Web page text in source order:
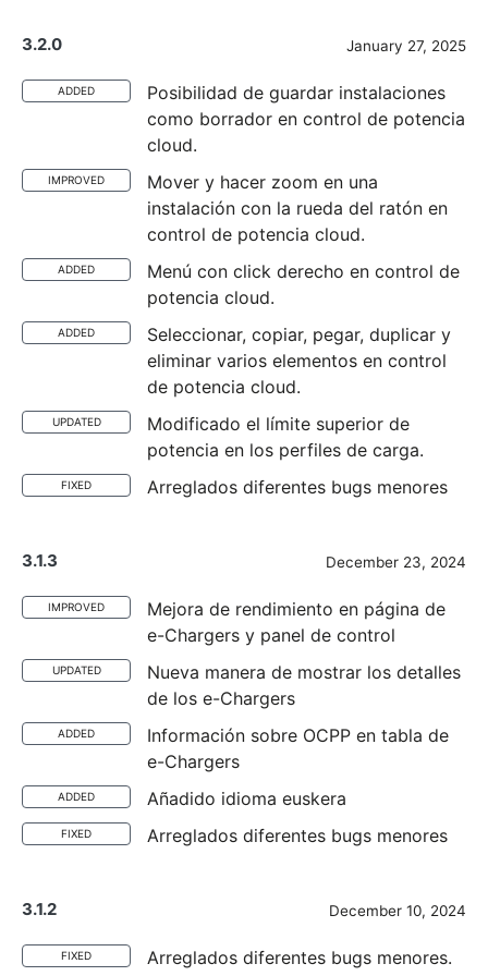
3.2.0 January 27, 2025
ADDED
Posibilidad de guardar instalaciones
como borrador en control de potencia
cloud.
IMPROVED
Mover y hacer zoom en una
instalación con la rueda del ratón en
control de potencia cloud.
ADDED
Menú con click derecho en control de
potencia cloud.
ADDED
Seleccionar, copiar, pegar, duplicar y
eliminar varios elementos en control
de potencia cloud.
UPDATED
Modificado el límite superior de
potencia en los perfiles de carga.
FIXED Arreglados diferentes bugs menores
3.1.3 December 23, 2024
IMPROVED
Mejora de rendimiento en página de
e-Chargers y panel de control
UPDATED
Nueva manera de mostrar los detalles
de los e-Chargers
ADDED
Información sobre OCPP en tabla de
e-Chargers
ADDED Añadido idioma euskera
FIXED Arreglados diferentes bugs menores
3.1.2 December 10, 2024
FIXED Arreglados diferentes bugs menores.